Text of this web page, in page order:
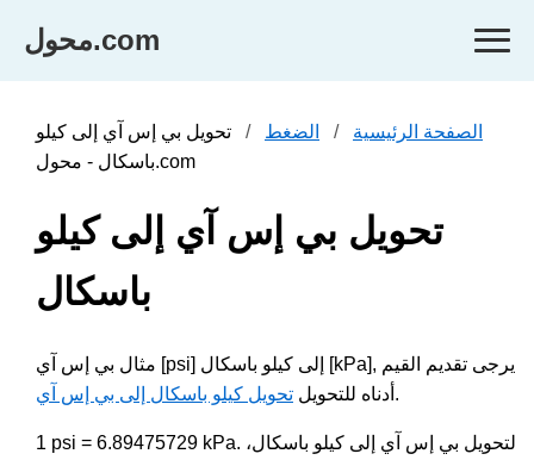
محول.com
الصفحة الرئيسية الضغط
تحويل بي إس آي إلى كيلو
باسكال - محول.com
تحويل بي إس آي إلى كيلو
باسكال
مثال بي إس آي [psi] إلى كيلو باسكال [kPa], يرجى تقديم القيم
أدناه للتحويل تحويل كيلو باسكال إلى بي إس آي .
1 psi = 6.89475729 kPa. لتحويل بي إس آي إلى كيلو باسكال،